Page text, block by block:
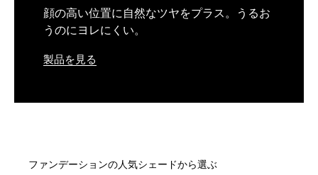
顔の高い位置に自然なツヤをプラス。うるお
うのにヨレにくい。
製品を見る
ファンデーションの人気シェードから選ぶ